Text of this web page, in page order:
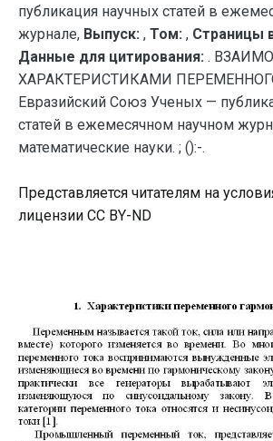
публикация научных статей в
журнале, Выпуск: , Том: , Страницы
Данные для цитирования: .
ХАРАКТЕРИСТИКАМИ
Евразийский Союз Ученых —
статей в ежемесячном научном
математические науки. ; ():-.
Представляется читателям на
лицензии CC BY-ND